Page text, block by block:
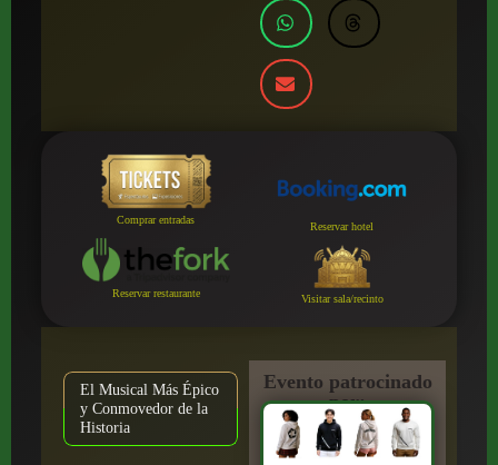
Comprar entradas
Reservar hotel
Reservar restaurante Visitar sala/recinto
El Musical Más Épico
y Conmovedor de la
Historia
Evento patrocinado
por: